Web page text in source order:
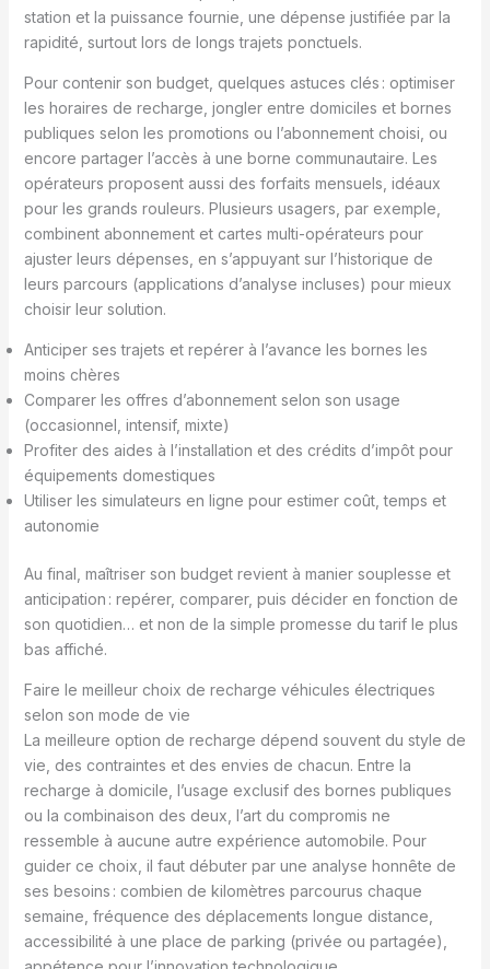
station et la puissance fournie, une dépense justifiée par la
rapidité, surtout lors de longs trajets ponctuels.
Pour contenir son budget, quelques astuces clés : optimiser
les horaires de recharge, jongler entre domiciles et bornes
publiques selon les promotions ou l’abonnement choisi, ou
encore partager l’accès à une borne communautaire. Les
opérateurs proposent aussi des forfaits mensuels, idéaux
pour les grands rouleurs. Plusieurs usagers, par exemple,
combinent abonnement et cartes multi-opérateurs pour
ajuster leurs dépenses, en s’appuyant sur l’historique de
leurs parcours (applications d’analyse incluses) pour mieux
choisir leur solution.
Anticiper ses trajets et repérer à l’avance les bornes les
moins chères
Comparer les offres d’abonnement selon son usage
(occasionnel, intensif, mixte)
Profiter des aides à l’installation et des crédits d’impôt pour
équipements domestiques
Utiliser les simulateurs en ligne pour estimer coût, temps et
autonomie
Au final, maîtriser son budget revient à manier souplesse et
anticipation : repérer, comparer, puis décider en fonction de
son quotidien… et non de la simple promesse du tarif le plus
bas affiché.
Faire le meilleur choix de recharge véhicules électriques
selon son mode de vie
La meilleure option de recharge dépend souvent du style de
vie, des contraintes et des envies de chacun. Entre la
recharge à domicile, l’usage exclusif des bornes publiques
ou la combinaison des deux, l’art du compromis ne
ressemble à aucune autre expérience automobile. Pour
guider ce choix, il faut débuter par une analyse honnête de
ses besoins : combien de kilomètres parcourus chaque
semaine, fréquence des déplacements longue distance,
accessibilité à une place de parking (privée ou partagée),